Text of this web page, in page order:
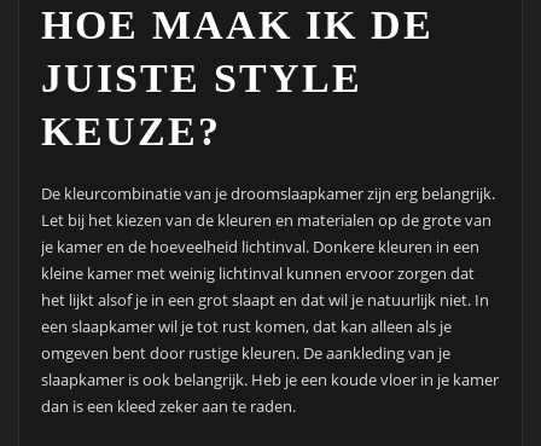
HOE MAAK IK DE
JUISTE STYLE
KEUZE?
De kleurcombinatie van je droomslaapkamer zijn erg belangrijk.
Let bij het kiezen van de kleuren en materialen op de grote van
je kamer en de hoeveelheid lichtinval. Donkere kleuren in een
kleine kamer met weinig lichtinval kunnen ervoor zorgen dat
het lijkt alsof je in een grot slaapt en dat wil je natuurlijk niet. In
een slaapkamer wil je tot rust komen, dat kan alleen als je
omgeven bent door rustige kleuren. De aankleding van je
slaapkamer is ook belangrijk. Heb je een koude vloer in je kamer
dan is een kleed zeker aan te raden.